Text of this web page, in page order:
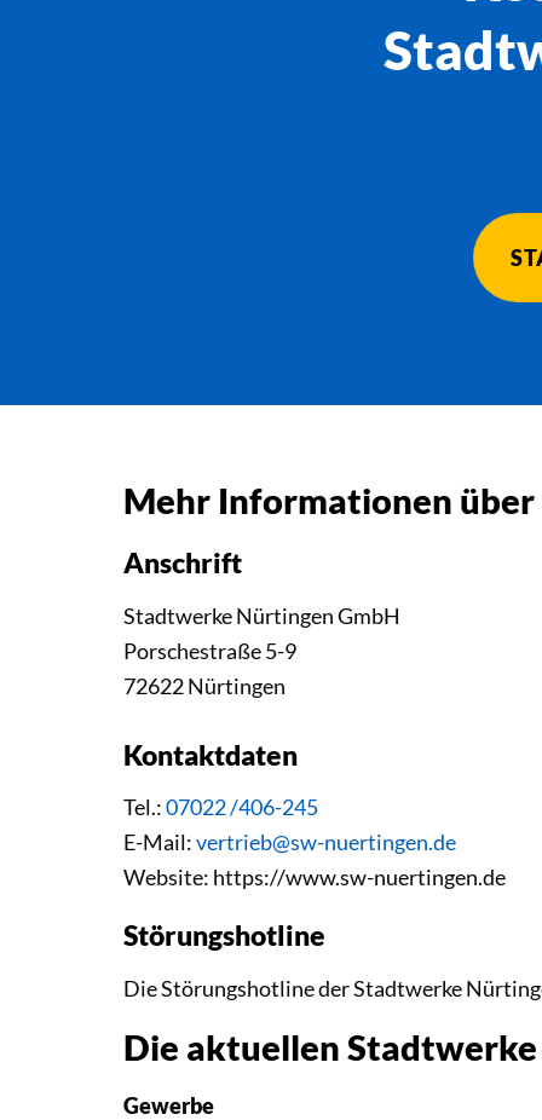
Mehr Informationen über
Anschrift
Stadtwerke Nürtingen GmbH
Porschestraße 5-9
72622 Nürtingen
Kontaktdaten
Tel.:07022 /406-245
E-Mail:vertrieb@sw-nuertingen.de
Website: https://www.sw-nuertingen.de
Störungshotline
Die Störungshotline der Stadtwerke
Die aktuellen
Gewerbe